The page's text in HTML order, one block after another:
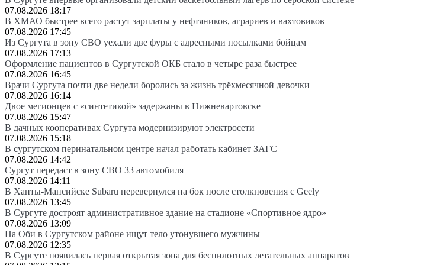
07.08.2026 18:17
В ХМАО быстрее всего растут зарплаты у нефтяников, аграриев и вахтовиков
07.08.2026 17:45
Из Сургута в зону СВО уехали две фуры с адресными посылками бойцам
07.08.2026 17:13
Оформление пациентов в Сургутской ОКБ стало в четыре раза быстрее
07.08.2026 16:45
Врачи Сургута почти две недели боролись за жизнь трёхмесячной девочки
07.08.2026 16:14
Двое мегионцев с «синтетикой» задержаны в Нижневартовске
07.08.2026 15:47
В дачных кооперативах Сургута модернизируют электросети
07.08.2026 15:18
В сургутском перинатальном центре начал работать кабинет ЗАГС
07.08.2026 14:42
Сургут передаст в зону СВО 33 автомобиля
07.08.2026 14:11
В Ханты-Мансийске Subaru перевернулся на бок после столкновения с Geely
07.08.2026 13:45
В Сургуте достроят административное здание на стадионе «Спортивное ядро»
07.08.2026 13:09
На Оби в Сургутском районе ищут тело утонувшего мужчины
07.08.2026 12:35
В Сургуте появилась первая открытая зона для беспилотных летательных аппаратов